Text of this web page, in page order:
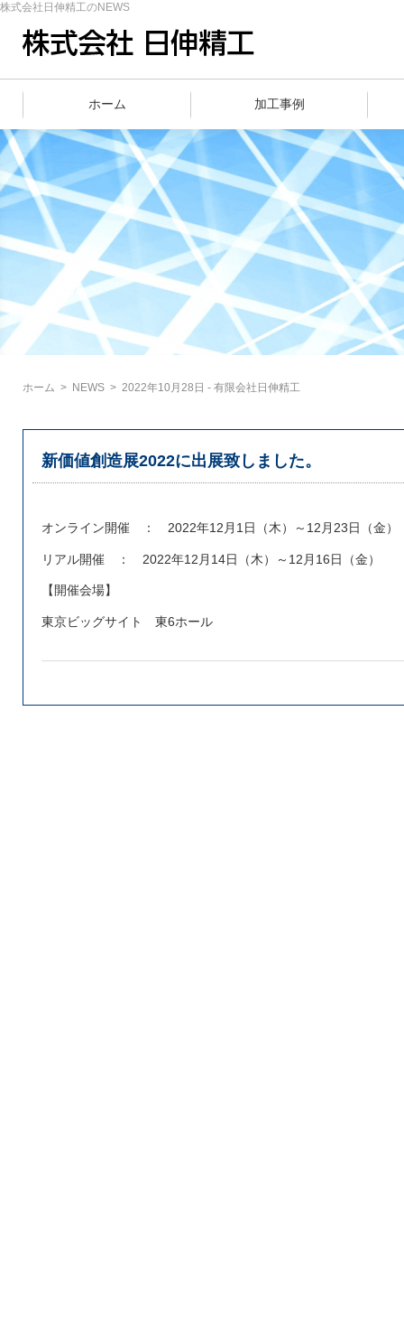
株式会社日伸精工のNEWS
ホーム 加工事例
ホーム > NEWS > 2022年10月28日 - 有限会社日伸精工
新価値創造展2022に出展致しました。
オンライン開催 ： 2022年12月1日（木）～12月23日（金）
リアル開催 ： 2022年12月14日（木）～12月16日（金）
【開催会場】
東京ビッグサイト 東6ホール